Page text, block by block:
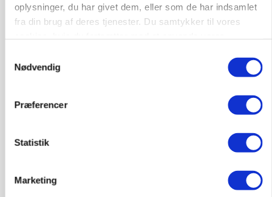
oplysninger, du har givet dem, eller som de har indsamlet
fra din brug af deres tjenester. Du samtykker til vores
Nødvendig
Præferencer
Statistik
Marketing
på 3 procent